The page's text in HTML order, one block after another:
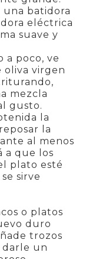
batidora
eléctrica
suave y
a poco, ve
oliva virgen
mezcla
gusto.
la
la
al menos
a que los
plato esté
sirve
o platos
duro
trozos
darle un